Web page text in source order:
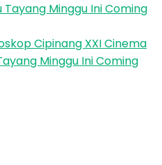
Minggu Ini Coming
Cipinang XXI Cinema
Minggu Ini Coming